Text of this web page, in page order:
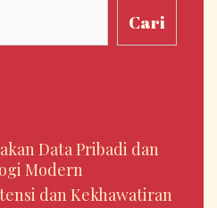
Cari
Data Pribadi dan
Modern
dan Kekhawatiran